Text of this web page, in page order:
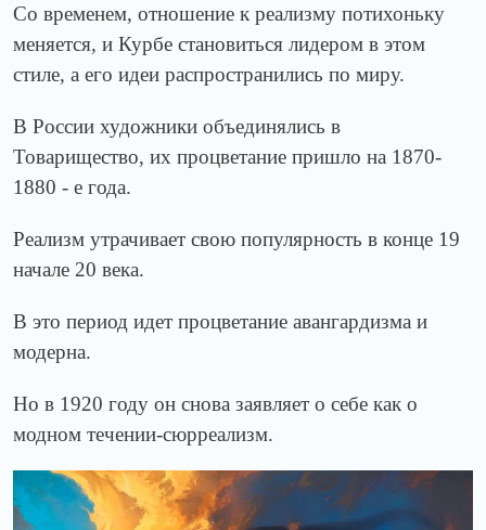
Со временем, отношение к реализму потихоньку
меняется, и Курбе становиться лидером в этом
стиле, а его идеи распространились по миру.
В России художники объединялись в
Товарищество, их процветание пришло на 1870-
1880 - е года.
Реализм утрачивает свою популярность в конце 19
начале 20 века.
В это период идет процветание авангардизма и
модерна.
Но в 1920 году он снова заявляет о себе как о
модном течении-сюрреализм.